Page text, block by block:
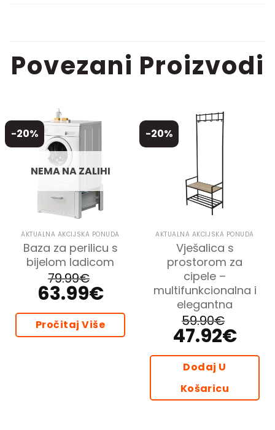
Povezani Proizvodi
-20%
NEMA NA ZALIHI
AKTUALNA AKCIJSKA PONUDA
Baza za perilicu s
bijelom ladicom
79.99€
Izvorna
cijena
bila
je:
79.99€.
63.99€Trenutna
cijena
63.99€.
Pročitaj Više
-20%
AKTUALNA AKCIJSKA PONUDA
Vješalica s
prostorom za
cipele –
multifunkcionalna i
elegantna
59.90€
Izvorna
cijena
bila
je:
59.90€.
47.92€Trenutna
cijena
47.92€.
Dodaj U
Košaricu